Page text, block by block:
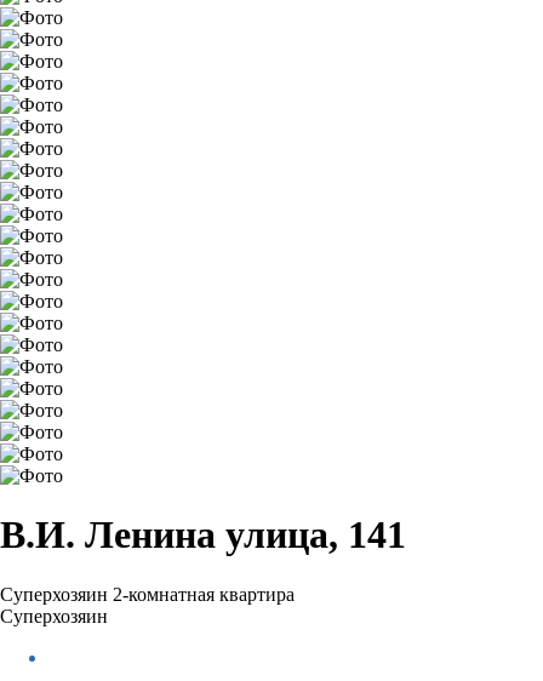
В.И. Ленина улица, 141
Суперхозяин 2-комнатная квартира
Суперхозяин